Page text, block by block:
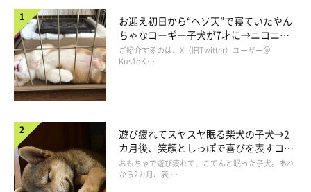
@dotechin_ponta
子犬の成長の早さを実感し、「感動がじんわりありました」 と話
す飼い主さん。つむぎくんの成長について、こう話しています。
お迎え初日から“ヘソ天”で寝ていたやん
ちゃなコーギー子犬が7才に→ニコニ
コ“コーギースマイル”が魅力のコに成
長！
ご紹介するのは、X（旧Twitter）ユーザー＠
Kus1oK …
遊び疲れてスヤスヤ眠る柴犬の子犬→2
カ月後、笑顔としっぽで喜びを表すコに
成長！
おもちゃで遊び疲れて、こてんと眠った子犬。あれ
から2カ月、表 …